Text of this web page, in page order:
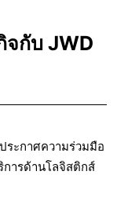
จกับ JWD
ระกาศความร่วมมือ
การด้านโลจิสติกส์